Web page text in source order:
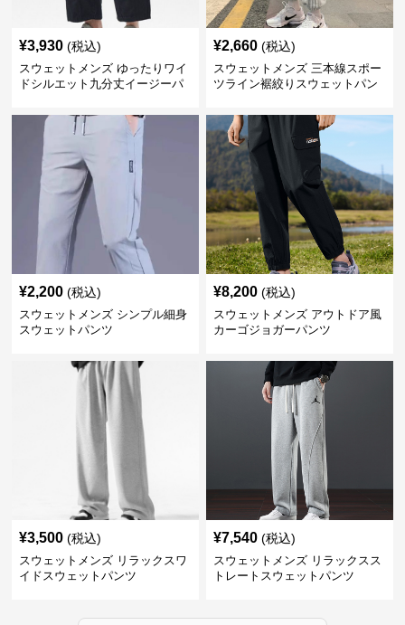
¥3,930 (税込)
スウェットメンズ ゆったりワイ
ドシルエット九分丈イージーパ
¥2,660 (税込)
スウェットメンズ 三本線スポー
ツライン裾絞りスウェットパン
¥2,200 (税込)
スウェットメンズ シンプル細身
スウェットパンツ
¥8,200 (税込)
スウェットメンズ アウトドア風
カーゴジョガーパンツ
¥3,500 (税込)
スウェットメンズ リラックスワ
イドスウェットパンツ
¥7,540 (税込)
スウェットメンズ リラックスス
トレートスウェットパンツ